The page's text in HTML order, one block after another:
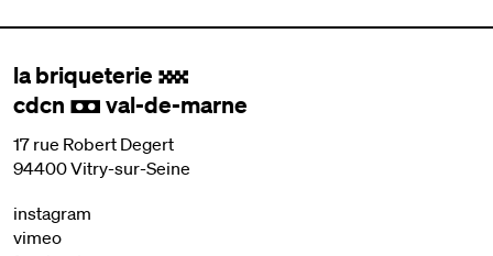
la briqueterie .
cdcn , val-de-marne
17 rue Robert Degert
94400 Vitry-sur-Seine
instagram
vimeo